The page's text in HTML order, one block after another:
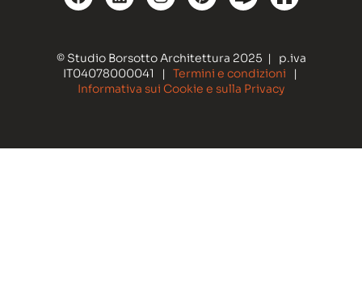
© Studio Borsotto Architettura 2025 | p.iva
IT04078000041 | Termini e condizioni |
Informativa sui Cookie e sulla Privacy